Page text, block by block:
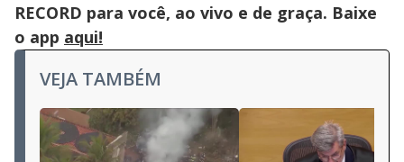
RECORD para você, ao vivo e de graça. Baixe
o app aqui!
VEJA TAMBÉM